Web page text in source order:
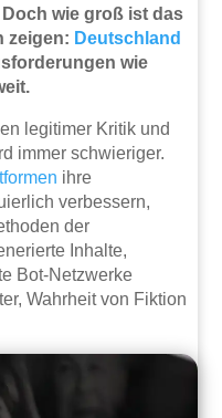
wie groß ist das
zeigen: Deutschland
wie
legitimer Kritik und
immer schwieriger.
ihre
verbessern,
der
Inhalte,
Bot-Netzwerke
Wahrheit von Fiktion